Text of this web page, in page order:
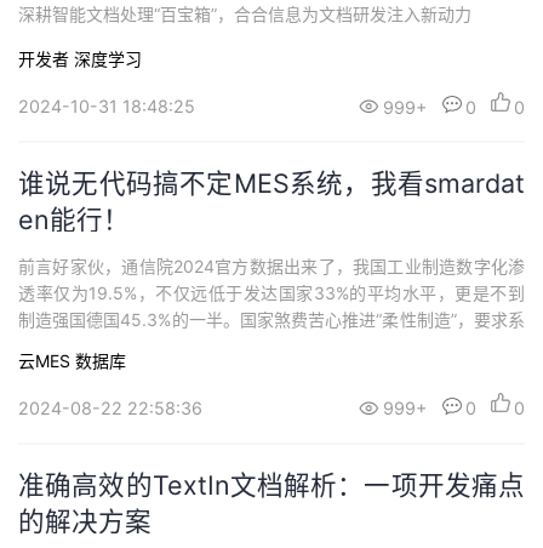
深耕智能文档处理“百宝箱”，合合信息为文档研发注入新动力
开发者 深度学习
2024-10-31 18:48:25 999+ 0 0
谁说无代码搞不定MES系统，我看smardat
en能行！
前言好家伙，通信院2024官方数据出来了，我国工业制造数字化渗
透率仅为19.5%，不仅远低于发达国家33%的平均水平，更是不到
制造强国德国45.3%的一半。国家煞费苦心推进“柔性制造”，要求系
上加难，抓耳挠腮之际，就在上上个月，洲洲的一位企业的朋友跟
我说他们公司开始了无代码开发平台的MES初尝试。没想到的是，
云MES 数据库
2024-08-22 22:58:36 999+ 0 0
准确高效的TextIn文档解析：一项开发痛点
的解决方案